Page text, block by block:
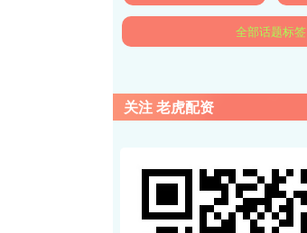
全部话题标签
关注 老虎配资